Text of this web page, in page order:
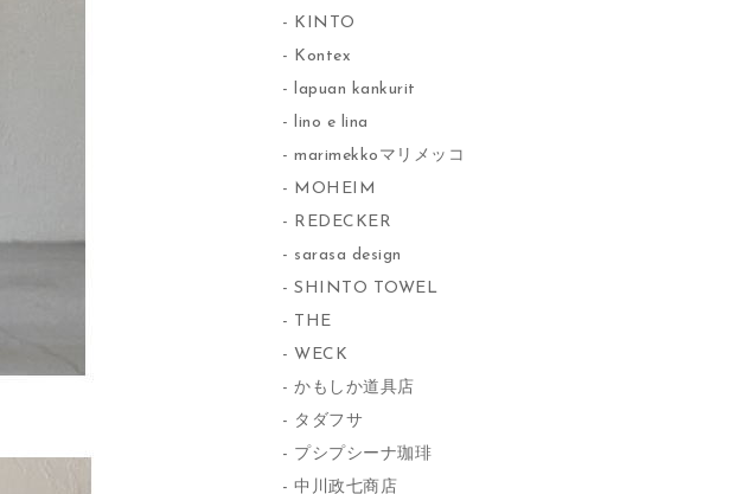
KINTO
Kontex
lapuan kankurit
lino e lina
marimekkoマリメッコ
MOHEIM
REDECKER
sarasa design
SHINTO TOWEL
THE
WECK
かもしか道具店
タダフサ
プシプシーナ珈琲
中川政七商店